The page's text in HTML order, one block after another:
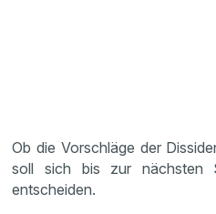
Ob die Vorschläge der
soll sich bis zur nächsten
entscheiden.